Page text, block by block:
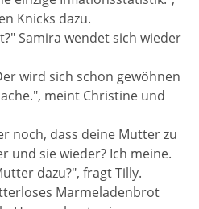
Knicks dazu.
Samira wendet sich wieder
wird sich schon gewöhnen
meint Christine und
noch, dass deine Mutter zu
und sie wieder? Ich meine.
dazu?", fragt Tilly.
Marmeladenbrot